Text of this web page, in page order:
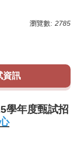
瀏覽數: 2785
資訊
學年度甄試招